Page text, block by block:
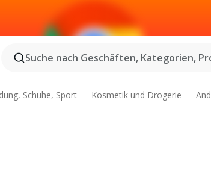
Suche nach Geschäften, Kategorien,
Schuhe, Sport Kosmetik und Drogerie